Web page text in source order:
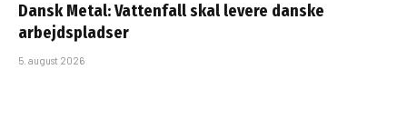
Dansk Metal: Vattenfall skal levere danske
arbejdspladser
5. august 2026